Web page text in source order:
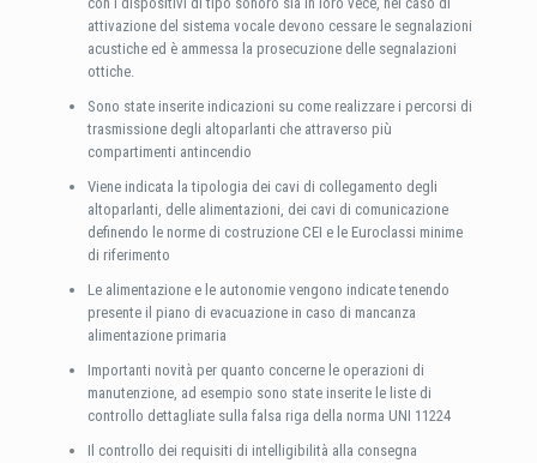
attivazione del sistema vocale devono cessare le segnalazioni
acustiche ed è ammessa la prosecuzione delle segnalazioni
ottiche.
Sono state inserite indicazioni su come realizzare i percorsi di
trasmissione degli altoparlanti che attraverso più
compartimenti antincendio
Viene indicata la tipologia dei cavi di collegamento degli
altoparlanti, delle alimentazioni, dei cavi di comunicazione
definendo le norme di costruzione CEI e le Euroclassi minime
di riferimento
Le alimentazione e le autonomie vengono indicate tenendo
presente il piano di evacuazione in caso di mancanza
alimentazione primaria
Importanti novità per quanto concerne le operazioni di
manutenzione, ad esempio sono state inserite le liste di
controllo dettagliate sulla falsa riga della norma UNI 11224
Il controllo dei requisiti di intelligibilità alla consegna